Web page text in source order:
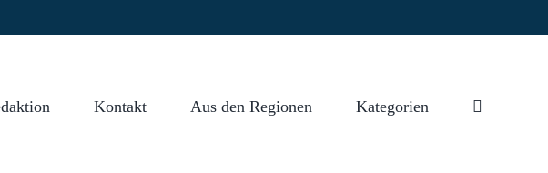
Kontakt Aus den Regionen Kategorien